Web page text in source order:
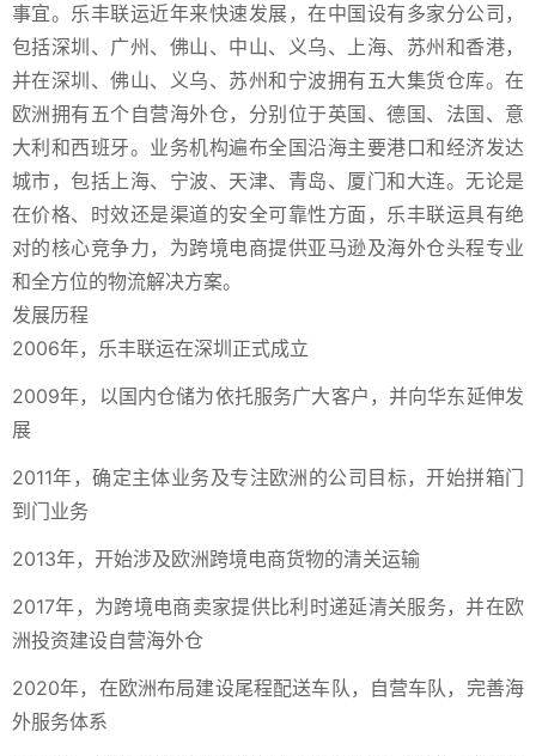
事宜。乐丰联运近年来快速发展，在中国设有多家分公司，
包括深圳、广州、佛山、中山、义乌、上海、苏州和香港，
并在深圳、佛山、义乌、苏州和宁波拥有五大集货仓库。在
欧洲拥有五个自营海外仓，分别位于英国、德国、法国、意
大利和西班牙。业务机构遍布全国沿海主要港口和经济发达
城市，包括上海、宁波、天津、青岛、厦门和大连。无论是
在价格、时效还是渠道的安全可靠性方面，乐丰联运具有绝
对的核心竞争力，为跨境电商提供亚马逊及海外仓头程专业
和全方位的物流解决方案。
发展历程
2006年，乐丰联运在深圳正式成立
2009年，以国内仓储为依托服务广大客户，并向华东延伸发
展
2011年，确定主体业务及专注欧洲的公司目标，开始拼箱门
到门业务
2013年，开始涉及欧洲跨境电商货物的清关运输
2017年，为跨境电商卖家提供比利时递延清关服务，并在欧
洲投资建设自营海外仓
2020年，在欧洲布局建设尾程配送车队，自营车队，完善海
外服务体系